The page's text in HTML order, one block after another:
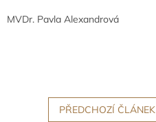
MVDr. Pavla Alexandrová
PŘEDCHOZÍ ČLÁNEK